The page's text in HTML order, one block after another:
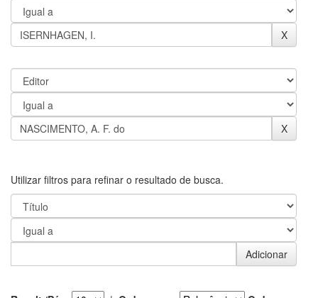
Utilizar filtros para refinar o resultado de busca.